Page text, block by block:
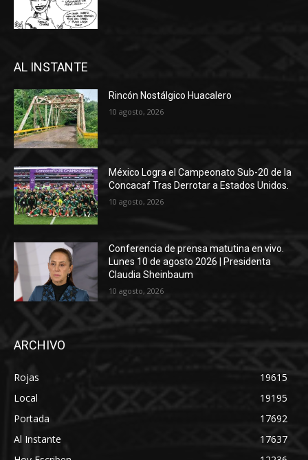
AL INSTANTE
Rincón Nostálgico Huacalero
10 agosto, 2026
México Logra el Campeonato Sub-20 de la
Concacaf Tras Derrotar a Estados Unidos.
10 agosto, 2026
Conferencia de prensa matutina en vivo.
Lunes 10 de agosto 2026 | Presidenta
Claudia Sheinbaum
10 agosto, 2026
ARCHIVO
Rojas
19615
Local
19195
Portada
17692
Al Instante
17637